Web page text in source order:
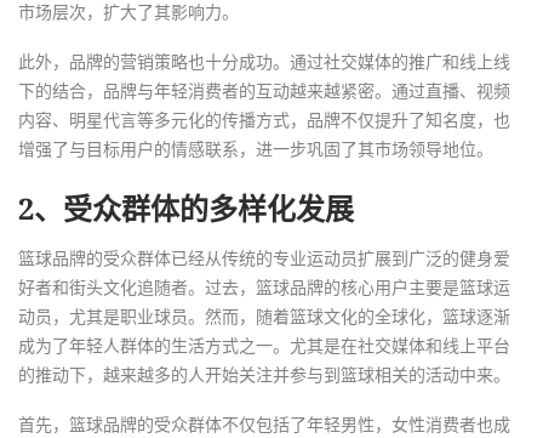
市场层次，扩大了其影响力。
此外，品牌的营销策略也十分成功。通过社交媒体的推广和线上线
下的结合，品牌与年轻消费者的互动越来越紧密。通过直播、视频
内容、明星代言等多元化的传播方式，品牌不仅提升了知名度，也
增强了与目标用户的情感联系，进一步巩固了其市场领导地位。
2、受众群体的多样化发展
篮球品牌的受众群体已经从传统的专业运动员扩展到广泛的健身爱
好者和街头文化追随者。过去，篮球品牌的核心用户主要是篮球运
动员，尤其是职业球员。然而，随着篮球文化的全球化，篮球逐渐
成为了年轻人群体的生活方式之一。尤其是在社交媒体和线上平台
的推动下，越来越多的人开始关注并参与到篮球相关的活动中来。
首先，篮球品牌的受众群体不仅包括了年轻男性，女性消费者也成